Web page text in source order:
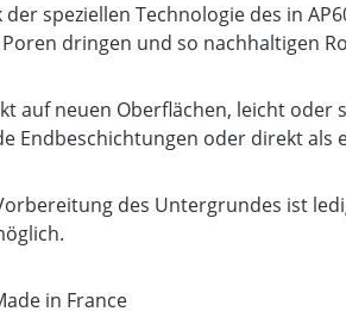
der speziellen Technologie des in
dringen und so nachhaltigen
auf neuen Oberflächen, leicht
Endbeschichtungen oder direkt als
Vorbereitung des Untergrundes ist
in France